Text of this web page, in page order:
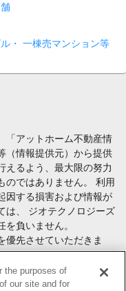
・ 一棟売マンション等
「アットホーム不動産情
（情報提供元）から提供
えるよう、最大限の努力
のではありません。 利用
因する損害および情報が
は、 ジオテクノロジーズ
負いません。
優先させていただきま
みます）の際には、内容
十分な説明を受け、ご自
the purposes of
our site and for